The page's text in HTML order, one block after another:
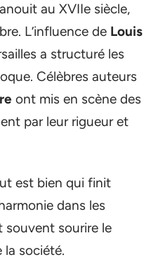
au XVIIe siècle,
L’influence de Louis
a structuré les
Célèbres auteurs
ont mis en scène des
par leur rigueur et
est bien qui finit
dans les
sourire le
la société.